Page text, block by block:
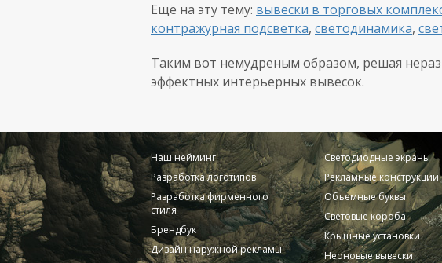
Ещё на эту тему: вывески в торговых
контражурная подсветка, светодинамика,
Таким вот немудреным образом, решая
эффектных интерьерных вывесок.
Наш нейминг
Разработка логотипов
Разработка фирменного
стиля
Брендбук
Дизайн наружной рекламы
Светодиодные экраны
Рекламные конструкции
Объемные буквы
Световые короба
Крышные установки
Неоновые вывески